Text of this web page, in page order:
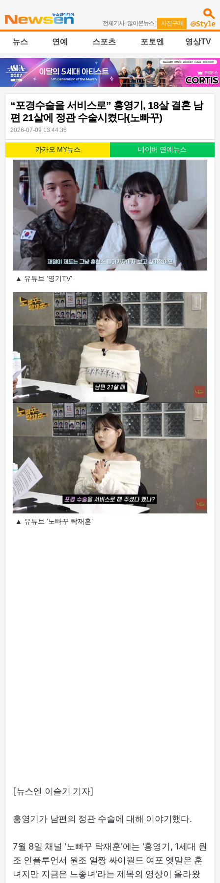
전체기사| 많이본뉴스 | 사진구매
뉴스 연예 스포츠 포토엔 영상TV
“포경수술을 서비스로” 홍영기, 18살 결혼 남
편 21살에 정관 수술시켰다(노빠꾸)
2026-07-09 13:44:36
카카오 MY뉴스 네이버 연예뉴스
▲ 유튜브 ‘영기TV’
▲ 유튜브 ‘노빠꾸 탁재훈’
[뉴스엔 이슬기 기자]
홍영기가 남편의 정관 수술에 대해 이야기했다.
7월 8일 채널 '노빠꾸 탁재훈'에는 '홍영기, 1세대 원
조 인플루언서 원조 얼짱 싸이월드 여포 옛말은 훈
녀지만 지금은 느좋녀'라는 제목의 영상이 올라왔